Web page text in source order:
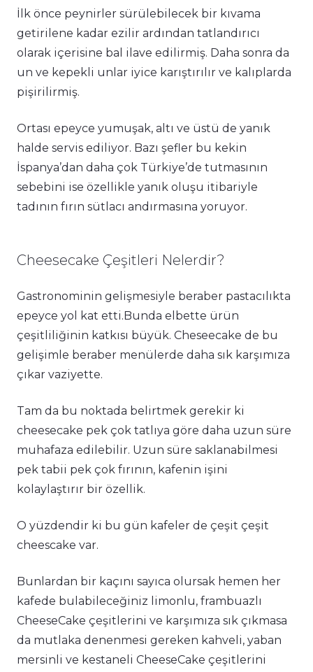
İlk önce peynirler sürülebilecek bir kıvama
getirilene kadar ezilir ardından tatlandırıcı
olarak içerisine bal ilave edilirmiş. Daha sonra da
un ve kepekli unlar iyice karıştırılır ve kalıplarda
pişirilirmiş.
Ortası epeyce yumuşak, altı ve üstü de yanık
halde servis ediliyor. Bazı şefler bu kekin
İspanya’dan daha çok Türkiye’de tutmasının
sebebini ise özellikle yanık oluşu itibariyle
tadının fırın sütlacı andırmasına yoruyor.
Cheesecake Çeşitleri Nelerdir?
Gastronominin gelişmesiyle beraber pastacılıkta
epeyce yol kat etti.Bunda elbette ürün
çeşitliliğinin katkısı büyük. Cheseecake de bu
gelişimle beraber menülerde daha sık karşımıza
çıkar vaziyette.
Tam da bu noktada belirtmek gerekir ki
cheesecake pek çok tatlıya göre daha uzun süre
muhafaza edilebilir. Uzun süre saklanabilmesi
pek tabii pek çok fırının, kafenin işini
kolaylaştırır bir özellik.
O yüzdendir ki bu gün kafeler de çeşit çeşit
cheescake var.
Bunlardan bir kaçını sayıca olursak hemen her
kafede bulabileceğiniz limonlu, frambuazlı
CheeseCake çeşitlerini ve karşımıza sık çıkmasa
da mutlaka denenmesi gereken kahveli, yaban
mersinli ve kestaneli CheeseCake çeşitlerini